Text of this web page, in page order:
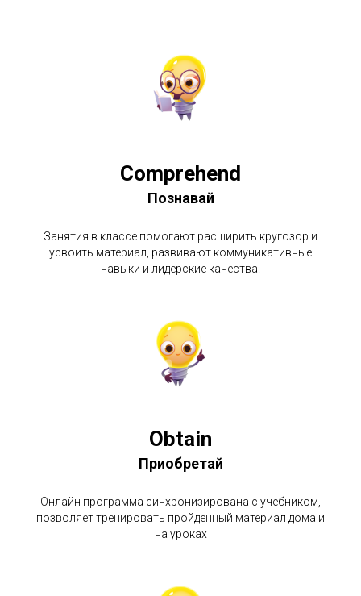
Comprehend
Познавай
Занятия в классе помогают расширить кругозор и
усвоить материал, развивают коммуникативные
навыки и лидерские качества.
Obtain
Приобретай
Онлайн программа синхронизирована с учебником,
позволяет тренировать пройденный материал дома и
на уроках